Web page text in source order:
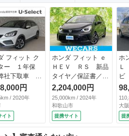
フィット ク
ー １年保
社下取車 ２
ナビＴＶ
ドラレコ前
ドエアバッ
Ｄヘッドラ
ートエアコ
マートキー
円
/ 2020年
イト
ホンダ フィット ｅ
ＨＥＶ ＲＳ 新品
タイヤ／保証書／純
正 ９インチ ＳＤ
ナビ／ホンダセンシ
ング／車線逸脱防止
支援システム／シー
ト ハーフレザー／
ドライブレコーダ
2,204,000円
25,000km / 2024年
和歌山市
提携サイト
ホ
Ｌ
ビ
ラ
大
提